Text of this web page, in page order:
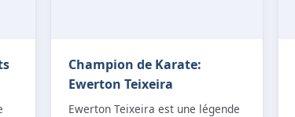
Champion de Karate:
Ewerton Teixeira
Ewerton Teixeira est une légende